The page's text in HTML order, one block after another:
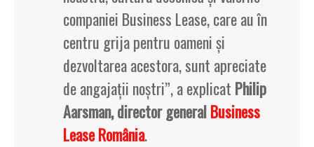
companiei Business Lease, care au în
centru grija pentru oameni și
dezvoltarea acestora, sunt apreciate
de angajații noștri”, a explicat Philip
Aarsman, director generalBusiness
Lease România.